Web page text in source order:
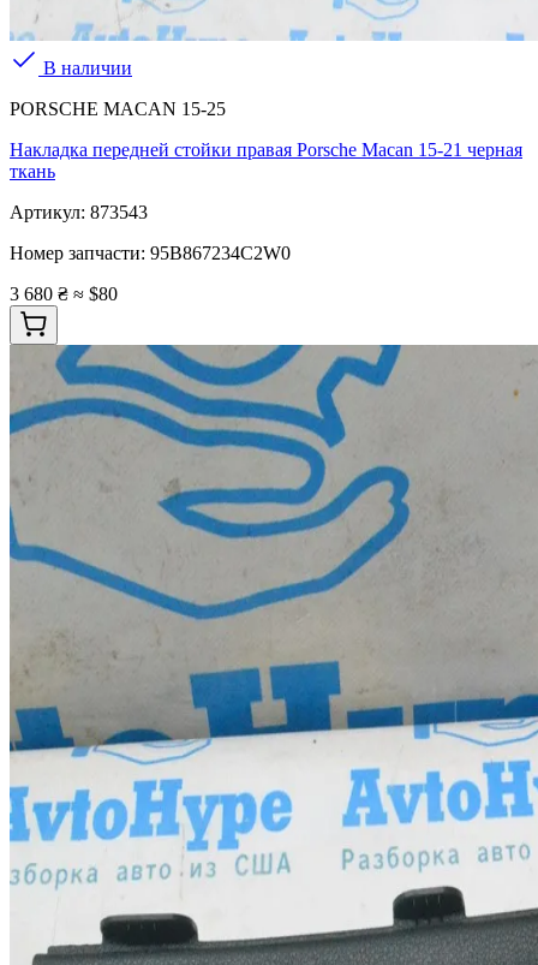
В наличии
PORSCHE MACAN 15-25
Накладка передней стойки правая Porsche Macan 15-21 черная
ткань
Артикул: 873543
Номер запчасти: 95B867234C2W0
3 680 ₴ ≈ $80